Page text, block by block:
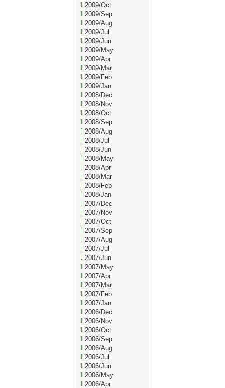
2009/Oct
2009/Sep
2009/Aug
2009/Jul
2009/Jun
2009/May
2009/Apr
2009/Mar
2009/Feb
2009/Jan
2008/Dec
2008/Nov
2008/Oct
2008/Sep
2008/Aug
2008/Jul
2008/Jun
2008/May
2008/Apr
2008/Mar
2008/Feb
2008/Jan
2007/Dec
2007/Nov
2007/Oct
2007/Sep
2007/Aug
2007/Jul
2007/Jun
2007/May
2007/Apr
2007/Mar
2007/Feb
2007/Jan
2006/Dec
2006/Nov
2006/Oct
2006/Sep
2006/Aug
2006/Jul
2006/Jun
2006/May
2006/Apr